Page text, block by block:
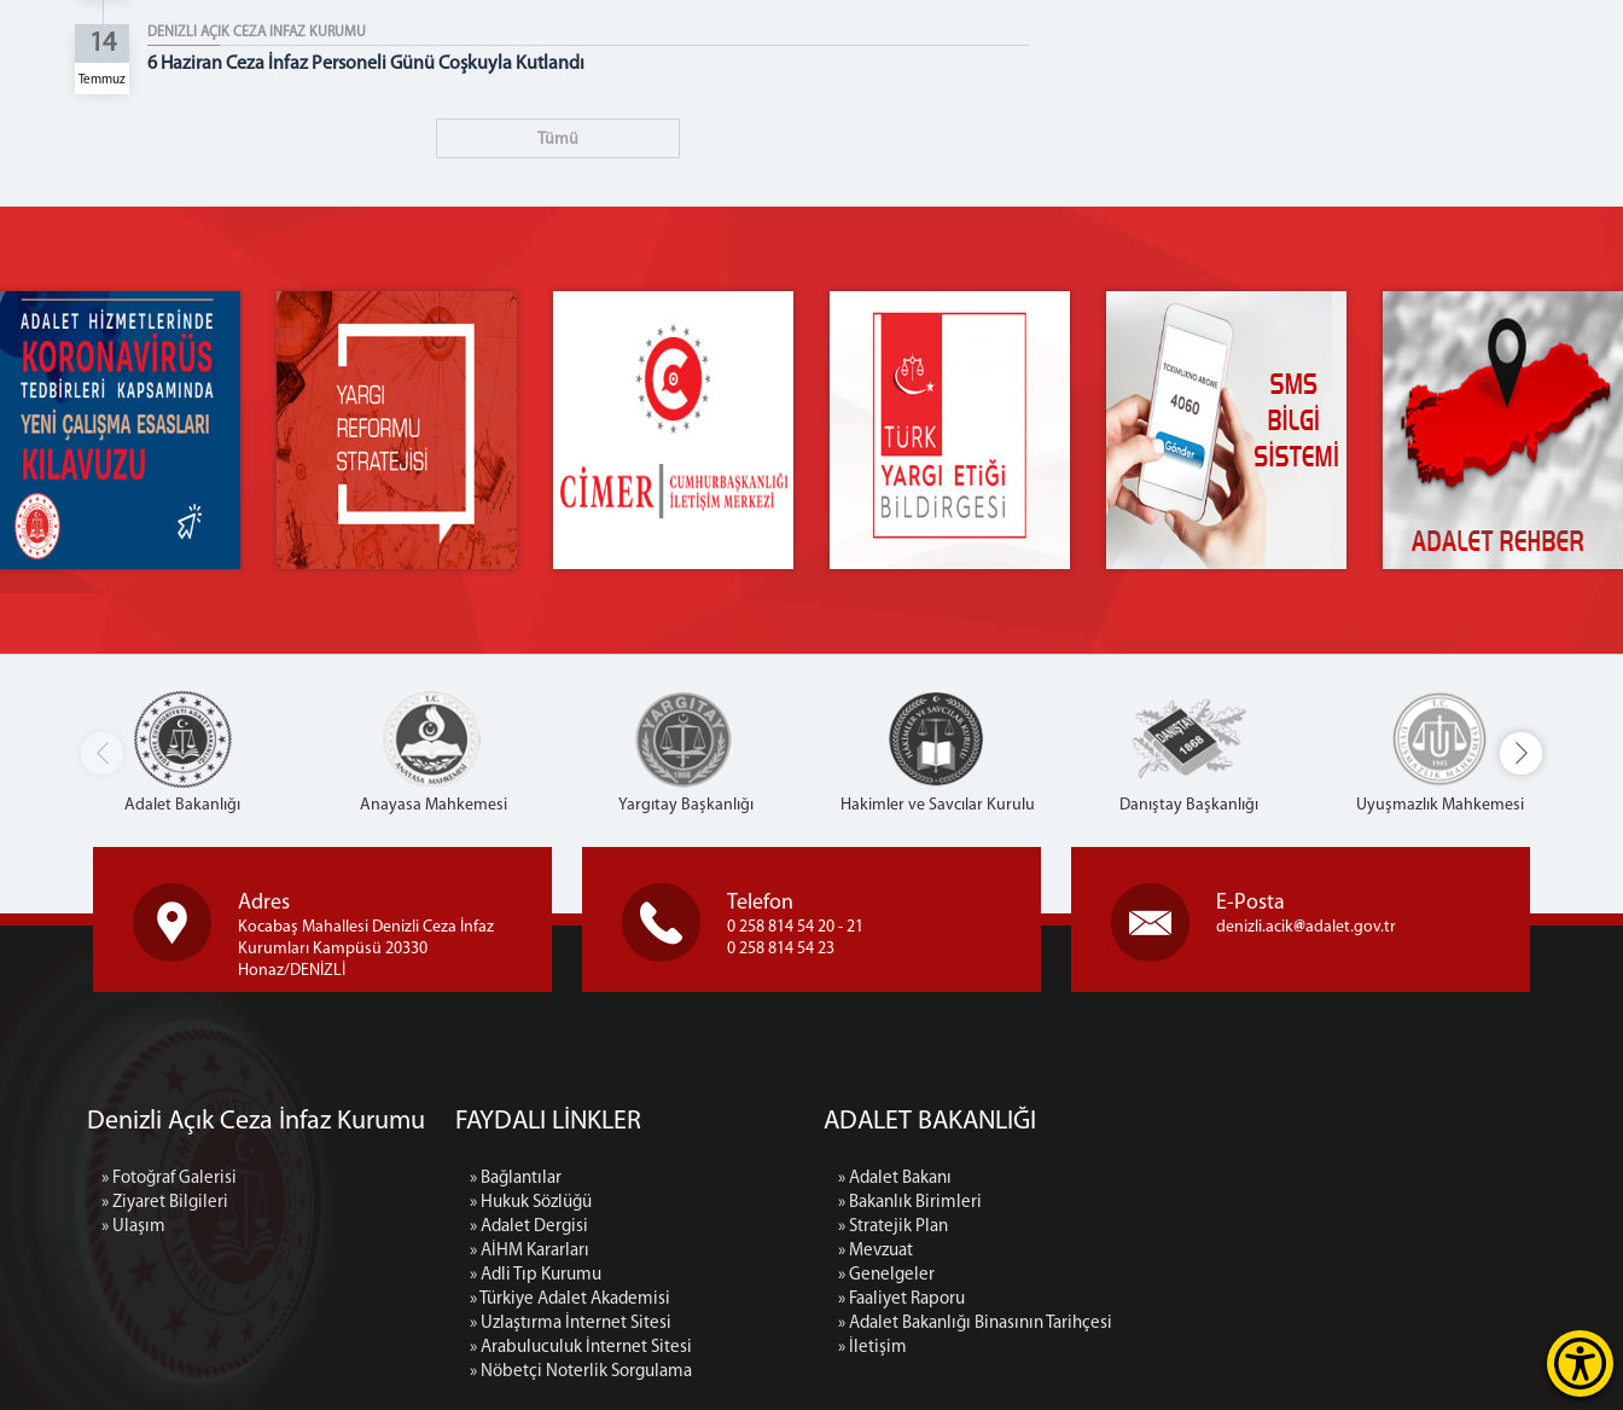
14
Temmuz
DENİZLİ AÇIK CEZA İNFAZ KURUMU
6 Haziran Ceza İnfaz Personeli Günü Coşkuyla Kutlandı
Tümü
Adalet Bakanlığı Anayasa Mahkemesi Yargıtay Başkanlığı Hakimler ve Savcılar Kurulu Danıştay Başkanlığı Uyuşmazlık Mahkemesi
Adres
Kocabaş Mahallesi Denizli Ceza İnfaz
Kurumları Kampüsü 20330
Honaz/DENİZLİ
Telefon
0 258 814 54 20 - 21
0 258 814 54 23
E-Posta
denizli.acik adalet.gov.tr
Denizli Açık Ceza İnfaz Kurumu
» Fotoğraf Galerisi
» Ziyaret Bilgileri
» Ulaşım
FAYDALI LİNKLER
» Bağlantılar
» Hukuk Sözlüğü
» Adalet Dergisi
» AİHM Kararları
» Adli Tıp Kurumu
» Türkiye Adalet Akademisi
» Uzlaştırma İnternet Sitesi
» Arabuluculuk İnternet Sitesi
» Nöbetçi Noterlik Sorgulama
ADALET BAKANLIĞI
» Adalet Bakanı
» Bakanlık Birimleri
» Stratejik Plan
» Mevzuat
» Genelgeler
» Faaliyet Raporu
» Adalet Bakanlığı Binasının Tarihçesi
» İletişim